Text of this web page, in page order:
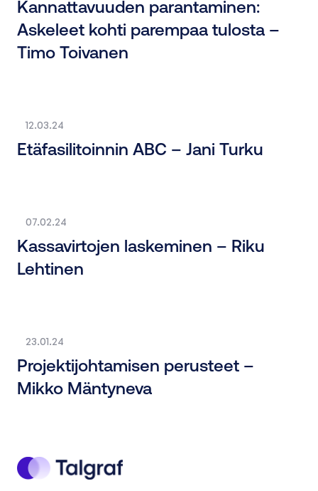
Kannattavuuden parantaminen:
Askeleet kohti parempaa tulosta –
Timo Toivanen
Etäfasilitoinnin ABC – Jani Turku
12.03.24
Kassavirtojen laskeminen – Riku
Lehtinen
07.02.24
Projektijohtamisen perusteet –
Mikko Mäntyneva
23.01.24